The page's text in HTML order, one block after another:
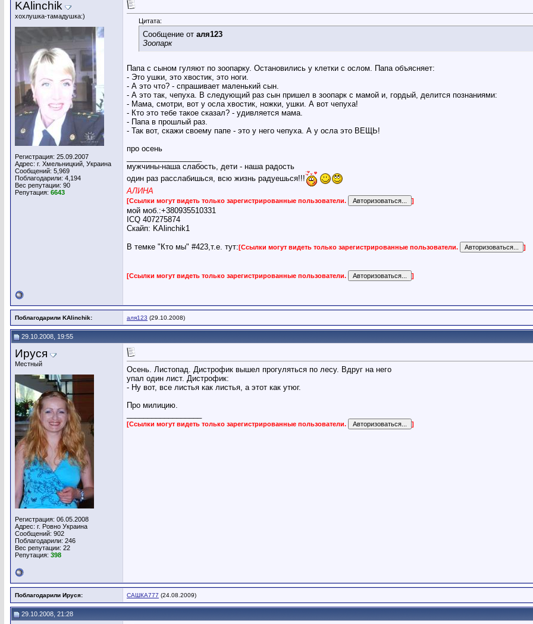
KAlinchik
хохлушка-тамадушка:)
Регистрация: 25.09.2007
Адрес: г. Хмельницкий, Украина
Сообщений: 5,969
Поблагодарили: 4,194
Вес репутации: 90
Репутация: 6643
Цитата:
Сообщение от аля123
Зоопарк
Папа с сыном гуляют по зоопарку. Остановились у клетки с ослом. Папа объясняет:
- Это ушки, это хвостик, это ноги.
- А это что? - спрашивает маленький сын.
- А это так, чепуха. В следующий раз сын пришел в зоопарк с мамой и, гордый, делится познаниями:
- Мама, смотри, вот у осла хвостик, ножки, ушки. А вот чепуха!
- Кто это тебе такое сказал? - удивляется мама.
- Папа в прошлый раз.
- Так вот, скажи своему папе - это у него чепуха. А у осла это ВЕЩЬ!
про осень
мужчины-наша слабость, дети - наша радость
один раз расслабишься, всю жизнь радуешься!!!
АЛИНА
[Ссылки могут видеть только зарегистрированные пользователи. ]
мой моб.:+380935510331
ICQ 407275874
Скайп: KAlinchik1
В темке "Кто мы" #423,т.е. тут: [Ссылки могут видеть только зарегистрированные пользователи. ]
[Ссылки могут видеть только зарегистрированные пользователи. ]
Поблагодарили KAlinchik: аля123 (29.10.2008)
29.10.2008, 19:55
Ируся
Местный
Регистрация: 06.05.2008
Адрес: г. Ровно Украина
Сообщений: 902
Поблагодарили: 246
Вес репутации: 22
Репутация: 398
Осень. Листопад. Дистрофик вышел прогуляться по лесу. Вдруг на него
упал один лист. Дистрофик:
- Ну вот, все листья как листья, а этот как утюг.
Про милицию.
[Ссылки могут видеть только зарегистрированные пользователи. ]
Поблагодарили Ируся: САШКА777 (24.08.2009)
29.10.2008, 21:28